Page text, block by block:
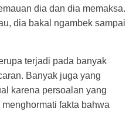
dia dan dia memaksa.
dia bakal ngambek sampai
terjadi pada banyak
Banyak juga yang
karena persoalan yang
fakta bahwa